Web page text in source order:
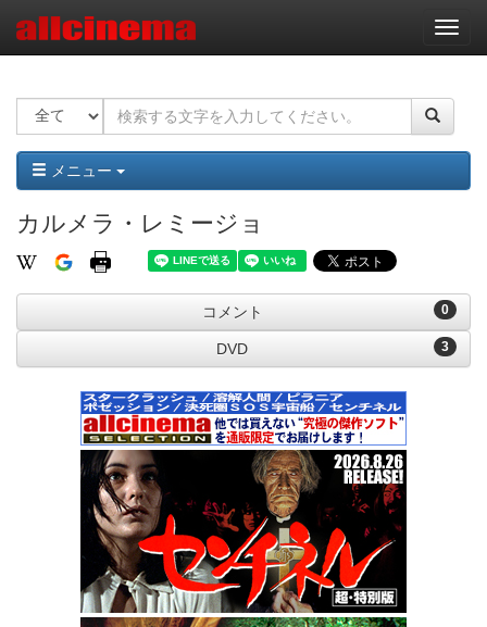
ナ
ビ
ー
ョ
ン
メニュー
カルメラ・レミージョ
0
コメント
3
DVD